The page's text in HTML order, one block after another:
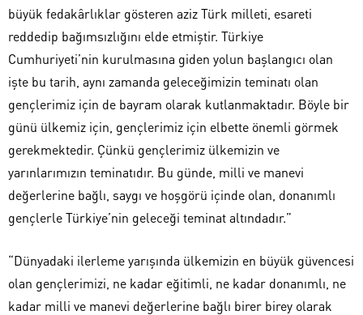
büyük fedakârlıklar gösteren aziz Türk milleti, esareti
reddedip bağımsızlığını elde etmiştir. Türkiye
Cumhuriyeti’nin kurulmasına giden yolun başlangıcı olan
işte bu tarih, aynı zamanda geleceğimizin teminatı olan
gençlerimiz için de bayram olarak kutlanmaktadır. Böyle bir
günü ülkemiz için, gençlerimiz için elbette önemli görmek
gerekmektedir. Çünkü gençlerimiz ülkemizin ve
yarınlarımızın teminatıdır. Bu günde, milli ve manevi
değerlerine bağlı, saygı ve hoşgörü içinde olan, donanımlı
gençlerle Türkiye’nin geleceği teminat altındadır.”
“Dünyadaki ilerleme yarışında ülkemizin en büyük güvencesi
olan gençlerimizi, ne kadar eğitimli, ne kadar donanımlı, ne
kadar milli ve manevi değerlerine bağlı birer birey olarak